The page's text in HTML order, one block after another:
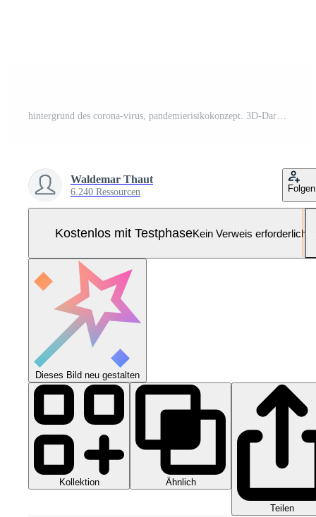
hintergrund des corona-virus, pandemierisikokonzept. 3D-Darstellung Pro Foto
Waldemar Thaut
6.240 Ressourcen Folgen
Kostenlos mit TestphaseKein Verweis erforderlich
Dieses Bild neu gestalten
Kollektion Ähnlich
Teilen